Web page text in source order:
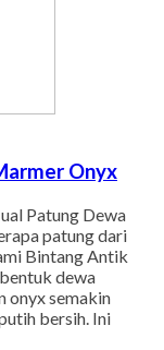
Onyx
Patung Dewa
patung dari
Bintang Antik
dewa
onyx semakin
bersih. Ini